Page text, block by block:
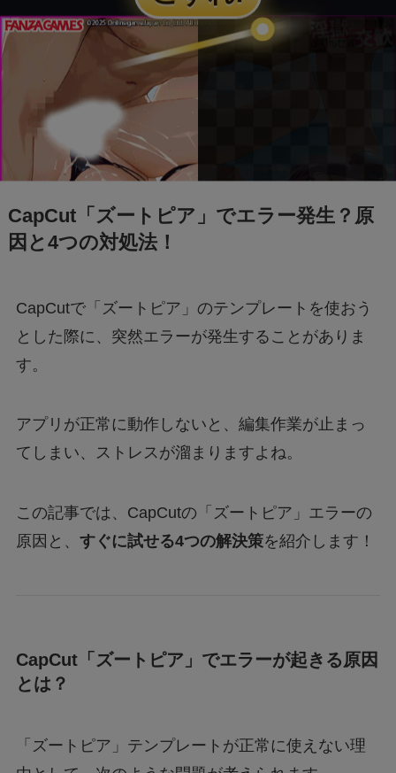
モンスト抽選会の炎上理由は？謝罪と再実施の
経緯をわかりやすく解説
フェルメール展のtabiwa先行チケット待ち？ア
FIFAワールドカップ2026はどこで見れる？配
BeReal 無制限はいつまで？終わりはいつな
ドラえもんの重複掲載問題って何？コロコロコ
ミックの間違いを調査
能評価を比較して検証！
シーンを調査
CapCut「ズートピア」でエラー発生？原
因と4つの対処法！
CapCutで「ズートピア」のテンプレートを使おう
とした際に、突然エラーが発生することがありま
す。
アプリが正常に動作しないと、編集作業が止まっ
てしまい、ストレスが溜まりますよね。
この記事では、CapCutの「ズートピア」エラーの
原因と、 すぐに試せる4つの解決策を紹介します！
CapCut「ズートピア」でエラーが起きる原因
とは？
「ズートピア」テンプレートが正常に使えない理